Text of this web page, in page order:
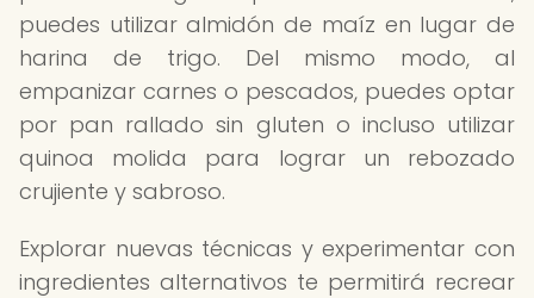
puedes utilizar almidón de maíz en lugar de
harina de trigo. Del mismo modo, al
empanizar carnes o pescados, puedes optar
por pan rallado sin gluten o incluso utilizar
quinoa molida para lograr un rebozado
crujiente y sabroso.
Explorar nuevas técnicas y experimentar con
ingredientes alternativos te permitirá recrear